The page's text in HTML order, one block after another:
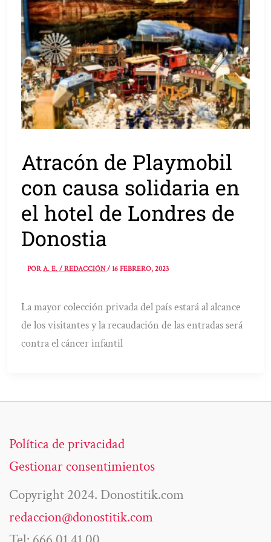
Atracón de Playmobil
con causa solidaria en
el hotel de Londres de
Donostia
PORA. E. / REDACCIÓN/16 FEBRERO, 2023
La mayor colección privada del país estará al alcance
de los visitantes y la recaudación de las entradas será
contra el cáncer infantil
Política de privacidad
Gestionar consentimientos
Copyright 2024. Donostitik.com
redaccion@donostitik.com